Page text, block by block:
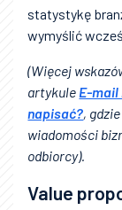
statystykę
wymyślić
(Więcej
artykule E-mail
napisać?,
wiadomości
odbiorcy).
Value